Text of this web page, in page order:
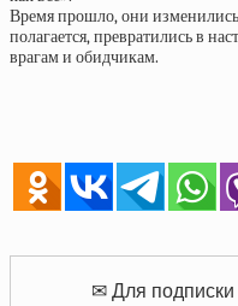
Время прошло, они
полагается, превратились в
врагам и обидчикам.
✉ Для подписки